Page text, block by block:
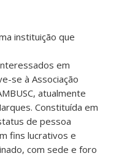
instituição que
em
se à Associação
atualmente
Constituída em
de pessoa
fins lucrativos e
com sede e foro